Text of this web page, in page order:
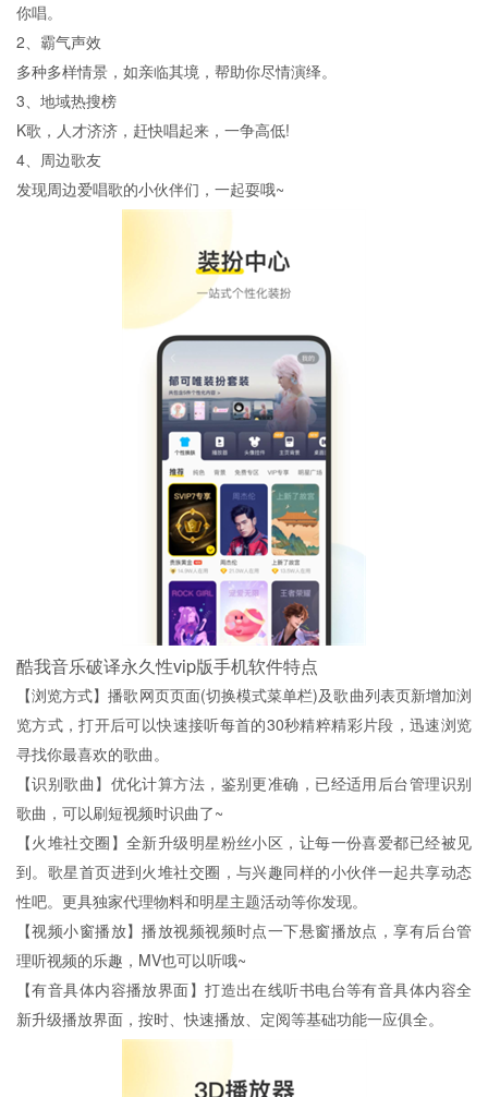
你唱。
2、霸气声效
多种多样情景，如亲临其境，帮助你尽情演绎。
3、地域热搜榜
K歌，人才济济，赶快唱起来，一争高低!
4、周边歌友
发现周边爱唱歌的小伙伴们，一起耍哦~
酷我音乐破译永久性vip版手机软件特点
【浏览方式】播歌网页页面(切换模式菜单栏)及歌曲列表页新增加浏
览方式，打开后可以快速接听每首的30秒精粹精彩片段，迅速浏览
寻找你最喜欢的歌曲。
【识别歌曲】优化计算方法，鉴别更准确，已经适用后台管理识别
歌曲，可以刷短视频时识曲了~
【火堆社交圈】全新升级明星粉丝小区，让每一份喜爱都已经被见
到。歌星首页进到火堆社交圈，与兴趣同样的小伙伴一起共享动态
性吧。更具独家代理物料和明星主题活动等你发现。
【视频小窗播放】播放视频视频时点一下悬窗播放点，享有后台管
理听视频的乐趣，MV也可以听哦~
【有音具体内容播放界面】打造出在线听书电台等有音具体内容全
新升级播放界面，按时、快速播放、定阅等基础功能一应俱全。